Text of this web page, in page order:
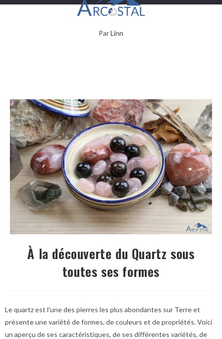
ParLinn
À la découverte du Quartz sous
toutes ses formes
Le quartz est l’une des pierres les plus abondantes sur Terre et
présente une variété de formes, de couleurs et de propriétés. Voici
un aperçu de ses caractéristiques, de ses différentes variétés, de